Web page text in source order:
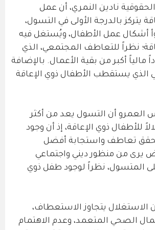
نادين النمري، أن عمل
يتركز بالدرجة الأولى في التسول،
أشكال عمل الأطفال، ويُستغل فيه
نظراً للتعاطف المجتمعي، الذي
مالياً أكبر من بقية الأعمال. بالإضافة
الذي يستقطب الأطفال ذوي الإعاقة
العمرو أن التسول يعد من أكثر
للأطفال ذوي الإعاقة، إذ أن وجود
تعاطف واستجابة أفضل
يرى من منظور ديني واجتماعي
المتسول، نظراً لوجود طفل ذوي
الاستغلال يتجاوز الاستعطاف،
الصحي المتعمد، وعدم الاهتمام